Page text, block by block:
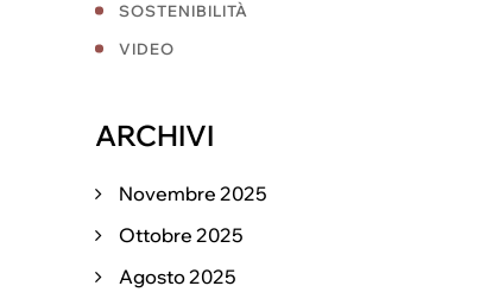
SOSTENIBILITÀ
VIDEO
ARCHIVI
Novembre 2025
Ottobre 2025
Agosto 2025